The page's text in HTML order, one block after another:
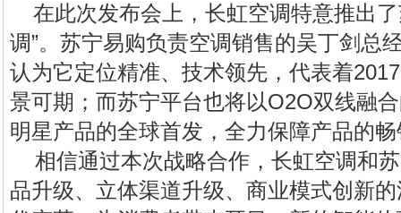
在此次发布会上， 长虹空调特意推出
调”。苏宁易购负责空调销售的吴丁剑总
认为它定位精准、技术领先，代表着
景可期；而苏宁平台也将以O2O双线融
明星产品的全球首发，全力保障产品的
相信通过本次战略合作， 长虹空调和
品升级、立体渠道升级、商业模式创新